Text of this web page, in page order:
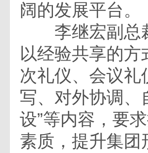
阔的发展平台。
李继宏副总
以经验共享的方
次礼仪、会议礼
写、对外协调、
设”等内容，要
素质，提升集团